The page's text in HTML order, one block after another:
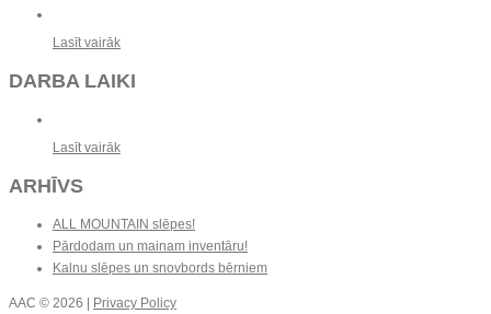
Lasīt vairāk
DARBA LAIKI
Lasīt vairāk
ARHĪVS
ALL MOUNTAIN slēpes!
Pārdodam un mainam inventāru!
Kalnu slēpes un snovbords bērniem
AAC © 2026 | Privacy Policy